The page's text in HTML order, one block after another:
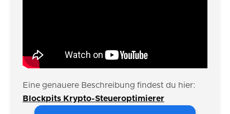
Eine genauere Beschreibung findest du hier:
Blockpits Krypto-Steueroptimierer